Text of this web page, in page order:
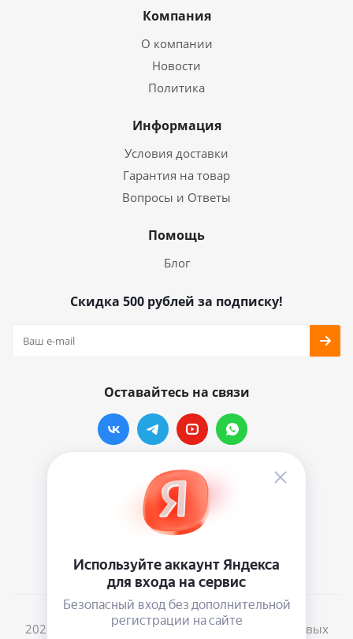
Компания
О компании
Новости
Политика
Информация
Условия доставки
Гарантия на товар
Вопросы и Ответы
Помощь
Блог
Скидка 500 рублей за подписку!
Оставайтесь на связи
Наши контакты
info@vinylmarkt.ru
2026 © Винилмаркт - интернет-магазин виниловых